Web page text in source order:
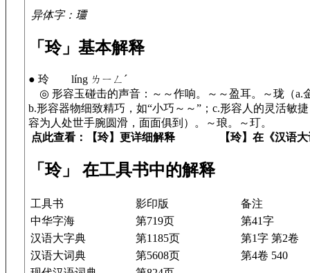
异体字：𤫩
「玲」基本解释
● 玲 líng ㄌㄧㄥˊ
◎ 形容玉碰击的声音：～～作响。～～盈耳。～珑（a.
b.形容器物细致精巧，如“小巧～～”；c.形容人的灵活敏
容为人处世手腕圆滑，面面俱到）。～琅。～玎。
点此查看：【玲】更详细解释
【玲】在《汉语
「玲」 在工具书中的解释
工具书 影印版
备注
中华字海
第719页
第41字
汉语大字典
第1185页
第1字 第2卷
汉语大词典
第5608页
第4卷 540